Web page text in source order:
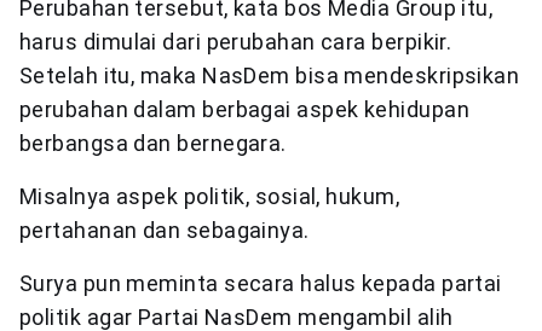
Perubahan tersebut, kata bos Media Group itu,
harus dimulai dari perubahan cara berpikir.
Setelah itu, maka NasDem bisa mendeskripsikan
perubahan dalam berbagai aspek kehidupan
berbangsa dan bernegara.
Misalnya aspek politik, sosial, hukum,
pertahanan dan sebagainya.
Surya pun meminta secara halus kepada partai
politik agar Partai NasDem mengambil alih